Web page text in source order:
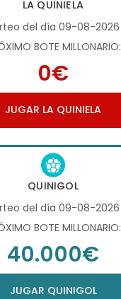
LA QUINIELA
del día 09-08-2026
BOTE MILLONARIO:
0€
JUGAR LA QUINIELA
QUINIGOL
del día 09-08-2026
BOTE MILLONARIO:
40.000€
JUGAR QUINIGOL